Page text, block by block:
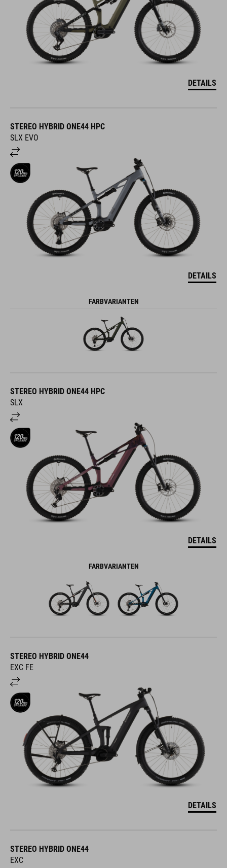
DETAILS
STEREO HYBRID ONE44 HPC
SLX EVO
DETAILS
FARBVARIANTEN
STEREO HYBRID ONE44 HPC
SLX
DETAILS
FARBVARIANTEN
STEREO HYBRID ONE44
EXC FE
DETAILS
STEREO HYBRID ONE44
EXC